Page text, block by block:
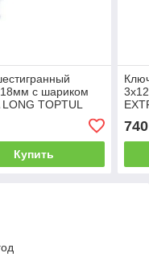
с шариком
LONG TOPTUL
Купить
740